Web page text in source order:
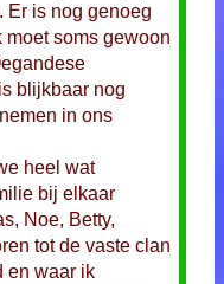
Er is nog genoeg
moet soms gewoon
blijkbaar nog
in ons
heel wat
bij elkaar
Noe, Betty,
tot de vaste clan
en waar ik